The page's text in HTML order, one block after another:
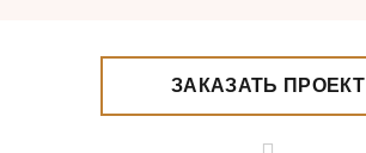
ЗАКАЗАТЬ ПРОЕКТ